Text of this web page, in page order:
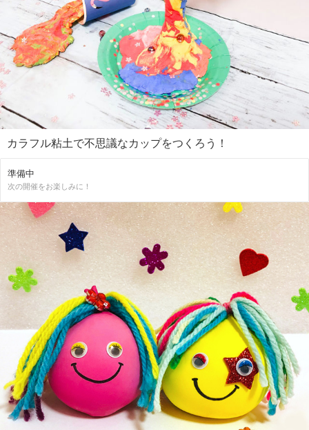
カラフル粘土で不思議なカップをつくろう！
準備中
次の開催をお楽しみに！